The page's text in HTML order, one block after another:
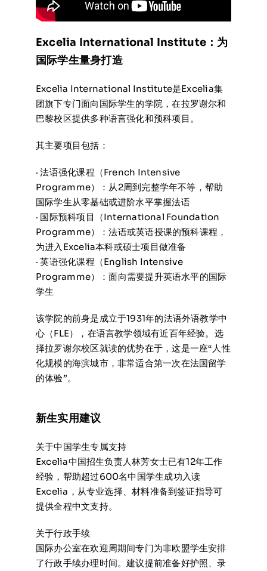
Excelia International Institute：为
国际学生量身打造
Excelia International Institute是Excelia集
团旗下专门面向国际学生的学院，在拉罗谢尔和
巴黎校区提供多种语言强化和预科项目。
其主要项目包括：
· 法语强化课程（French Intensive
Programme）：从2周到完整学年不等，帮助
国际学生从零基础或进阶水平掌握法语
· 国际预科项目（International Foundation
Programme）：法语或英语授课的预科课程，
为进入Excelia本科或硕士项目做准备
· 英语强化课程（English Intensive
Programme）：面向需要提升英语水平的国际
学生
该学院的前身是成立于1931年的法语外语教学中
心（FLE），在语言教学领域有近百年经验。选
择拉罗谢尔校区就读的优势在于，这是一座“人性
化规模的海滨城市，非常适合第一次在法国留学
的体验”。
新生实用建议
关于中国学生专属支持
Excelia中国招生负责人林芳女士已有12年工作
经验，帮助超过600名中国学生成功入读
Excelia，从专业选择、材料准备到签证指导可
提供全程中文支持。
关于行政手续
国际办公室在欢迎周期间专门为非欧盟学生安排
了行政手续办理时间。建议提前准备好护照、录